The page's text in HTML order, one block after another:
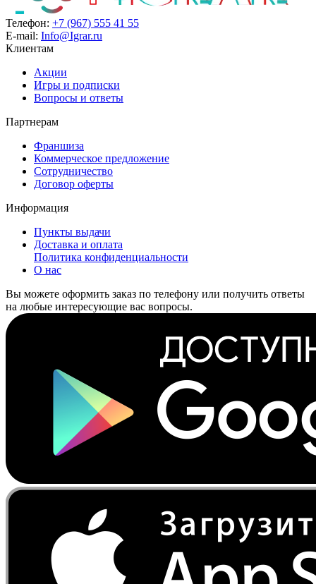
Телефон: +7 (967) 555 41 55
E-mail: Info@Igrar.ru
Клиентам
Акции
Игры и подписки
Вопросы и ответы
Партнерам
Франшиза
Коммерческое предложение
Сотрудничество
Договор оферты
Информация
Пункты выдачи
Доставка и оплата
Политика конфиденциальности
О нас
Вы можете оформить заказ по телефону или получить ответы
на любые интересующие вас вопросы.